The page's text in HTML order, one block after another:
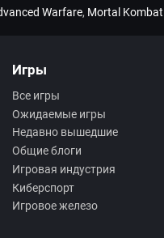
Warfare, Mortal
Игры
Все игры
Ожидаемые игры
Недавно вышедшие
Общие блоги
Игровая индустрия
Киберспорт
Игровое железо